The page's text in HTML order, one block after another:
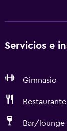
Servicios e
Gimnasio
Restaurante
Bar/lounge